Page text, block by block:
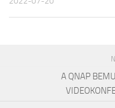
A QNAP